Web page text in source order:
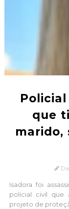
que
marido,
Isadora foi
policial civil
projeto de